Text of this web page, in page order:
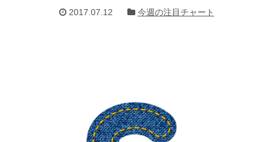
2017.07.12 今週の注目チャート